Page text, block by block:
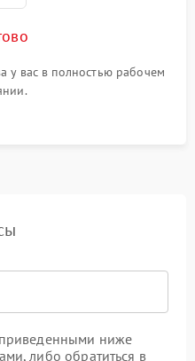
у вас в полностью рабочем
ниже
либо обратиться в